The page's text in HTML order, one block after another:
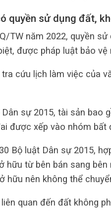
quyền sử dụng đất,
TW năm 2022, quyền
được pháp luật bảo
tra cứu lịch làm việc của
sự 2015, tài sản bao
được xếp vào nhóm bất
Bộ luật Dân sự 2015,
hữu từ bên bán sang
hữu nên không thể
quan đến đất không